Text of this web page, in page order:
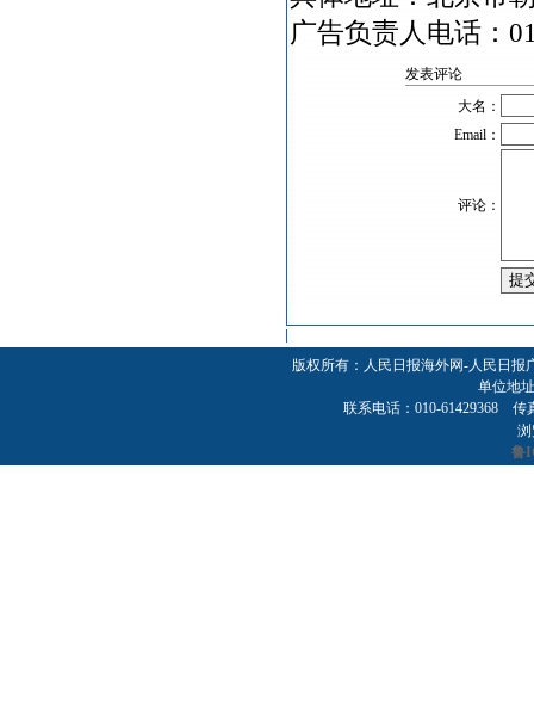
广告负责人电话：
发表评论
大名：
Email：
评论：
版权所有：人民日报海外网-人民日
单位地
联系电话：010-61429368 传
鲁